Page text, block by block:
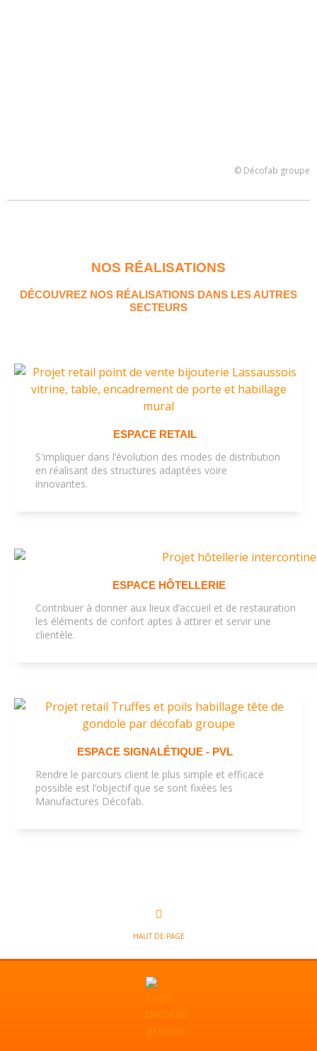
© Décofab groupe
NOS RÉALISATIONS
DÉCOUVREZ NOS RÉALISATIONS DANS LES AUTRES
SECTEURS
ESPACE RETAIL
S'impliquer dans l’évolution des modes de distribution
en réalisant des structures adaptées voire
innovantes.
ESPACE HÔTELLERIE
Contribuer à donner aux lieux d’accueil et de restauration
les éléments de confort aptes à attirer et servir une
clientèle.
ESPACE SIGNALÉTIQUE - PVL
Rendre le parcours client le plus simple et efficace
possible est l’objectif que se sont fixées les
Manufactures Décofab.
HAUT DE PAGE